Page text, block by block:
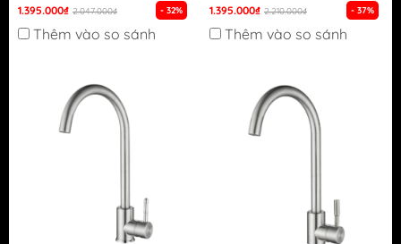
1.395.000₫ 2.047.000₫ - 32%
Thêm vào so sánh
1.395.000₫ 2.210.000₫ - 37%
Thêm vào so sánh